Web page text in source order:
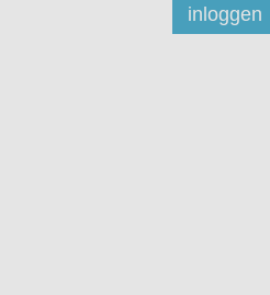
inloggen